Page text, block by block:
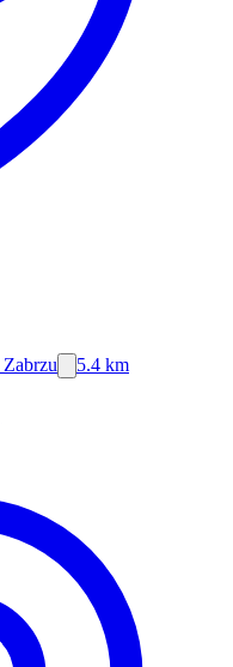
5.4 km